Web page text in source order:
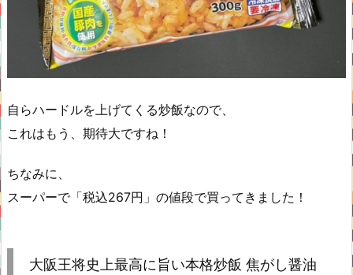
自らハードルを上げてくる炒飯なので、
これはもう、期待大ですね！
ちなみに、
スーパーで「税込267円」の値段で買ってきました！
大阪王将史上最高に旨い本格炒飯 焦がし醤油